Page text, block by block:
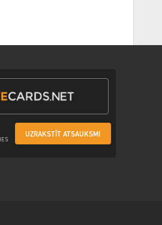
UZRAKSTĪT ATSAUKSMI